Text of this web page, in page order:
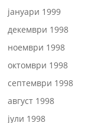
јануари 1999
декември 1998
ноември 1998
октомври 1998
септември 1998
август 1998
јули 1998